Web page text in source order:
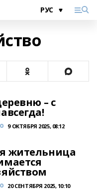
– с
9 ОКТЯБРЯ 2025, 08:12
жительница
20 СЕНТЯБРЯ 2025, 10:10